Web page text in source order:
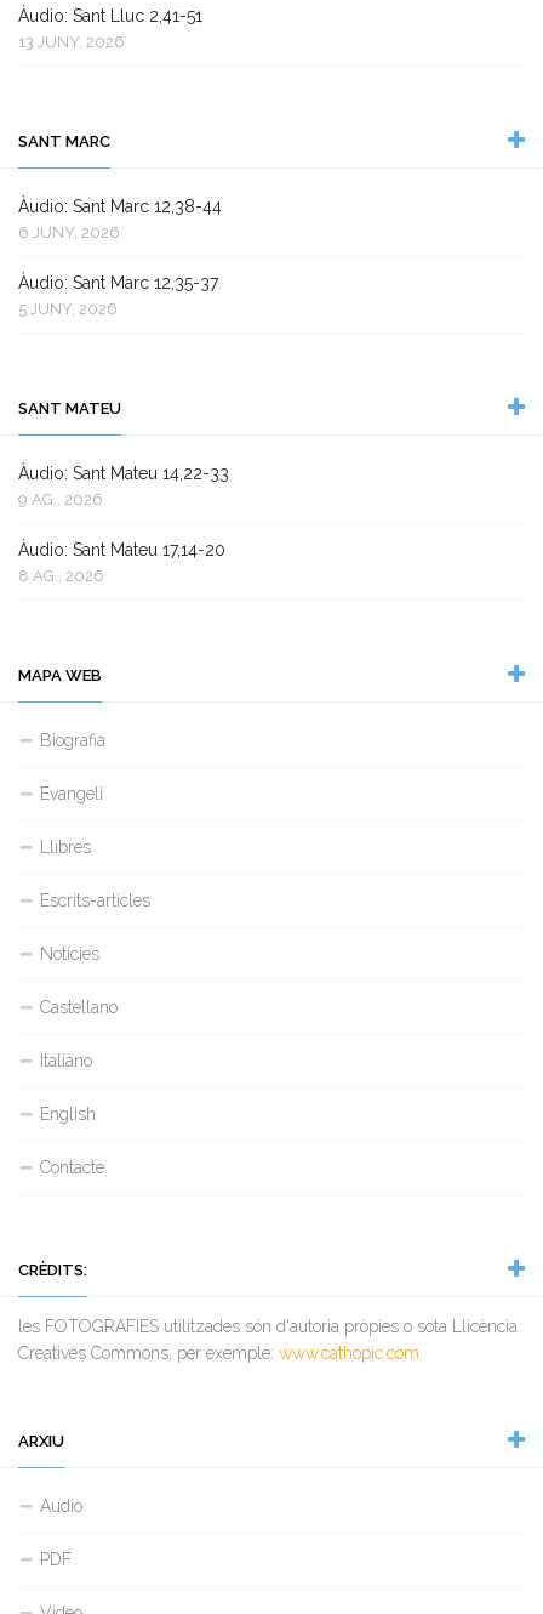
Àudio: Sant Lluc 2,41-51
13 JUNY, 2026
SANT MARC
Àudio: Sant Marc 12,38-44
6 JUNY, 2026
Àudio: Sant Marc 12,35-37
5 JUNY, 2026
SANT MATEU
Àudio: Sant Mateu 14,22-33
9 AG., 2026
Àudio: Sant Mateu 17,14-20
8 AG., 2026
MAPA WEB
Biografia
Evangeli
Llibres
Escrits-articles
Notícies
Castellano
Italiano
English
Contacte
CRÈDITS:
les FOTOGRAFIES utilitzades són d'autoria pròpies o sota Llicència
Creatives Commons, per exemple: www.cathopic.com
ARXIU
Audio
PDF